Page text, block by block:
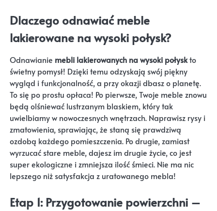
Dlaczego odnawiać meble
lakierowane na wysoki połysk?
Odnawianie mebli lakierowanych na wysoki połyskto
świetny pomysł! Dzięki temu odzyskają swój piękny
wygląd i funkcjonalność, a przy okazji dbasz o planetę.
To się po prostu opłaca! Po pierwsze, Twoje meble znowu
będą olśniewać lustrzanym blaskiem, który tak
uwielbiamy w nowoczesnych wnętrzach. Naprawisz rysy i
zmatowienia, sprawiając, że staną się prawdziwą
ozdobą każdego pomieszczenia. Po drugie, zamiast
wyrzucać stare meble, dajesz im drugie życie, co jest
super ekologiczne i zmniejsza ilość śmieci. Nie ma nic
lepszego niż satysfakcja z uratowanego mebla!
Etap 1: Przygotowanie powierzchni –